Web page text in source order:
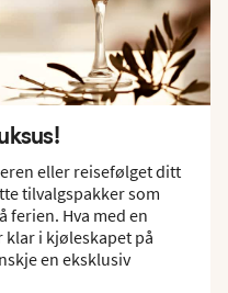
eller reisefølget ditt
tilvalgspakker som
ferien. Hva med en
klar i kjøleskapet på
en eksklusiv